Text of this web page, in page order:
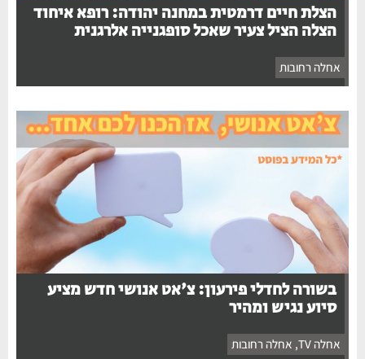
הצלת חיים דרמטית במחנה יהודה: רופא איחוד
הצלה הציל צעיר שאכל סופגנייה אלרגנית
אחלה רחובות
בשורה לחדלי פירעון: צ'אט אנושי חדש מציע
סיוע נגיש ומהיר
אחלה TV , אחלה רחובות